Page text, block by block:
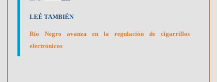
LEÉ TAMBIÉN
Río Negro avanza en la regulación de cigarrillos
electrónicos